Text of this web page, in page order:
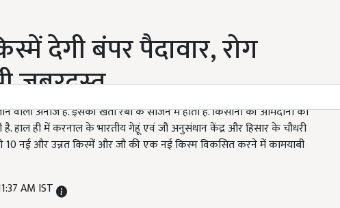
देगी बंपर पैदावार, रोग
जबरदस्त
वाला अनाज है. इसकी खेती रबी के सीजन में होती है. किसानों की आमदानी को
है. हाल ही में करनाल के भारतीय गेहूं एवं जौ अनुसंधान केंद्र और हिसार के चौधरी
10 नई और उन्नत किस्में और जौ की एक नई किस्म विकसित करने में कामयाबी
AM IST